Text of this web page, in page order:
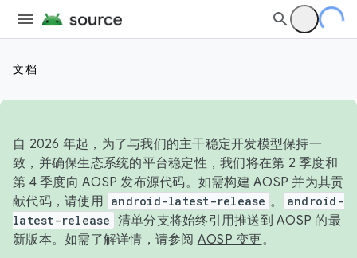
文档
自 2026 年起，为了与我们的主干稳定开发模型保持一
致，并确保生态系统的平台稳定性，我们将在第 2 季度和
第 4 季度向 AOSP 发布源代码。如需构建 AOSP 并为其贡
献代码，请使用 android-latest-release 。
android-
latest-release 清单分支将始终引用推送到 AOSP 的最
新版本。如需了解详情，请参阅 AOSP 变更。